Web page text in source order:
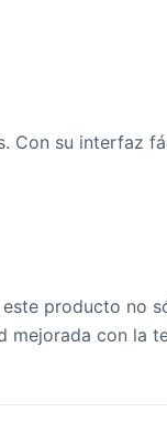
Con su interfaz
producto no
mejorada con la